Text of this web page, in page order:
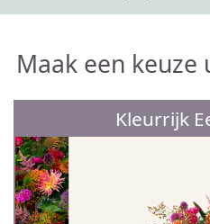
Maak een keuze
Kleurrijk